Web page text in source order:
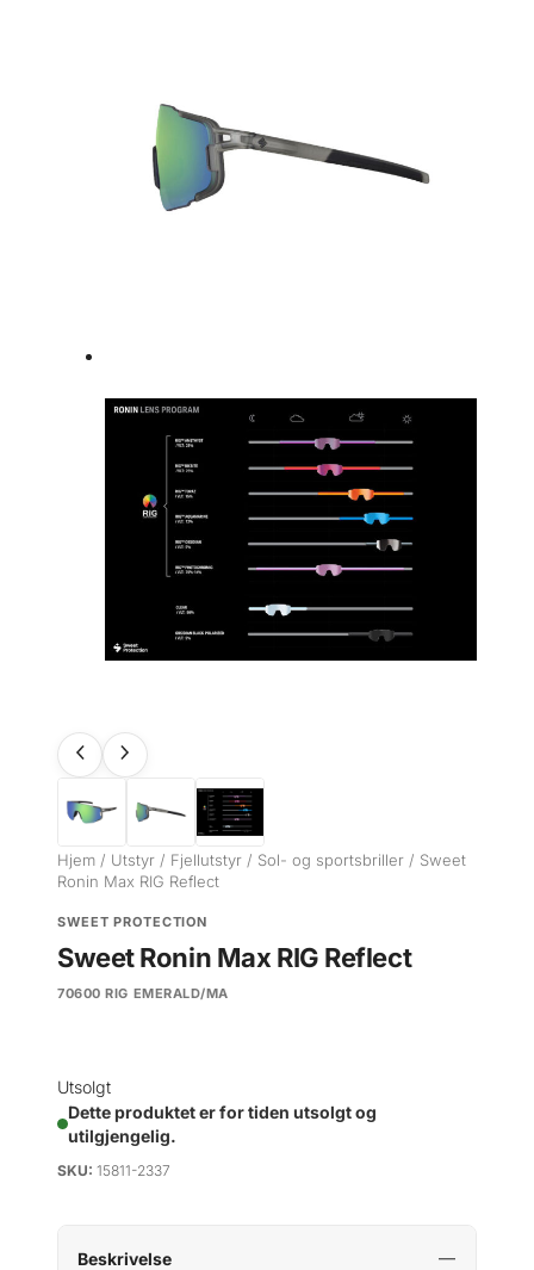
Hjem / Utstyr / Fjellutstyr / Sol- og sportsbriller / Sweet
Ronin Max RIG Reflect
SWEET PROTECTION
Sweet Ronin Max RIG Reflect
70600 RIG EMERALD/MA
Utsolgt
Dette produktet er for tiden utsolgt og
utilgjengelig.
SKU: 15811-2337
Beskrivelse